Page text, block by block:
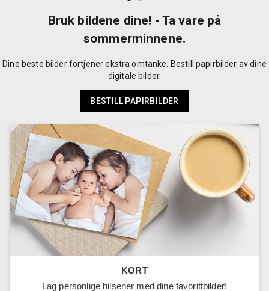
Bruk bildene dine! - Ta vare på
sommerminnene.
Dine beste bilder fortjener ekstra omtanke. Bestill papirbilder av dine
digitale bilder.
BESTILL PAPIRBILDER
KORT
Lag personlige hilsener med dine favorittbilder!